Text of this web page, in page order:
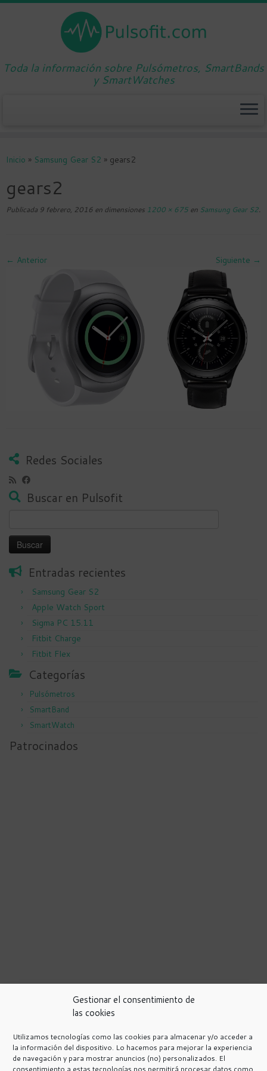
Gestionar el consentimiento de
las cookies
Utilizamos tecnologías como las cookies para almacenar y/o acceder a
la información del dispositivo. Lo hacemos para mejorar la experiencia
de navegación y para mostrar anuncios (no) personalizados. El
consentimiento a estas tecnologías nos permitirá procesar datos como
Toda la información sobre Pulsómetros, SmartBands
y SmartWatches
Inicio » Samsung Gear S2 » gears2
gears2
Publicada 9 febrero, 2016 en dimensiones 1200 × 675 en Samsung Gear S2.
← Anterior Siguiente →
Redes Sociales
Buscar en Pulsofit
Entradas recientes
Samsung Gear S2
Apple Watch Sport
Sigma PC 15.11
Fitbit Charge
Fitbit Flex
Categorías
Pulsómetros
SmartBand
SmartWatch
Patrocinados
Política de Privacidad